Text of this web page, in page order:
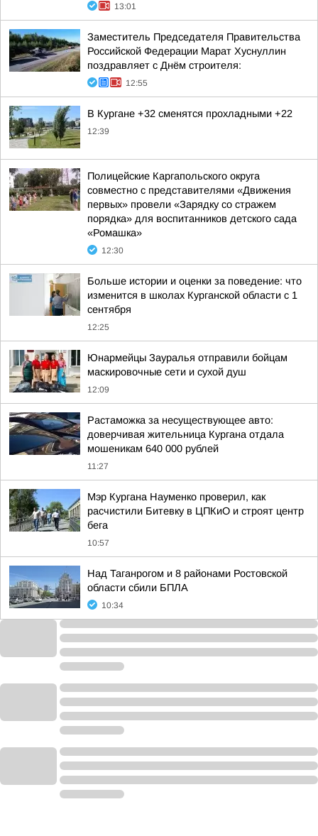
13:01
Заместитель Председателя Правительства
Российской Федерации Марат Хуснуллин
поздравляет с Днём строителя:
12:55
В Кургане +32 сменятся прохладными +22
12:39
Полицейские Каргапольского округа
совместно с представителями «Движения
первых» провели «Зарядку со стражем
порядка» для воспитанников детского сада
«Ромашка»
12:30
Больше истории и оценки за поведение: что
изменится в школах Курганской области с 1
сентября
12:25
Юнармейцы Зауралья отправили бойцам
маскировочные сети и сухой душ
12:09
Растаможка за несуществующее авто:
доверчивая жительница Кургана отдала
мошеникам 640 000 рублей
11:27
Мэр Кургана Науменко проверил, как
расчистили Битевку в ЦПКиО и строят центр
бега
10:57
Над Таганрогом и 8 районами Ростовской
области сбили БПЛА
10:34